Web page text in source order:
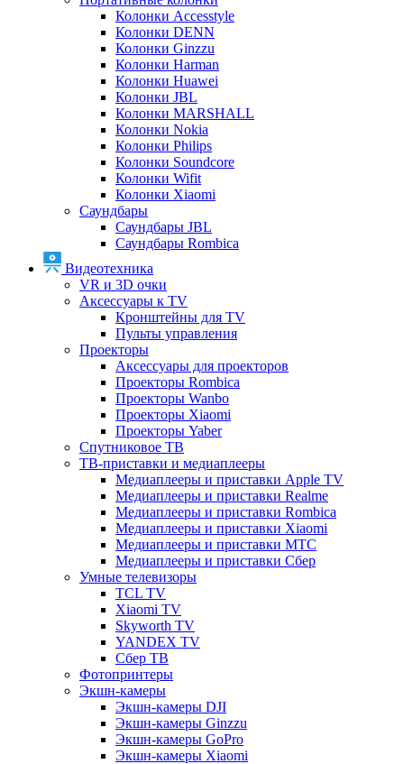
Колонки Accesstyle
Колонки DENN
Колонки Ginzzu
Колонки Harman
Колонки Huawei
Колонки JBL
Колонки MARSHALL
Колонки Nokia
Колонки Philips
Колонки Soundcore
Колонки Wifit
Колонки Xiaomi
Саундбары
Саундбары JBL
Саундбары Rombica
Видеотехника
VR и 3D очки
Аксессуары к TV
Кронштейны для TV
Пульты управления
Проекторы
Аксессуары для проекторов
Проекторы Rombica
Проекторы Wanbo
Проекторы Xiaomi
Проекторы Yaber
Спутниковое ТВ
ТВ-приставки и медиаплееры
Медиаплееры и приставки Apple TV
Медиаплееры и приставки Realme
Медиаплееры и приставки Rombica
Медиаплееры и приставки Xiaomi
Медиаплееры и приставки МТС
Медиаплееры и приставки Сбер
Умные телевизоры
TCL TV
Xiaomi TV
Skyworth TV
YANDEX TV
Сбер ТВ
Фотопринтеры
Экшн-камеры
Экшн-камеры DJI
Экшн-камеры Ginzzu
Экшн-камеры GoPro
Экшн-камеры Xiaomi